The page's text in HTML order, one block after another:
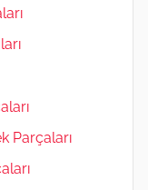
Parçaları